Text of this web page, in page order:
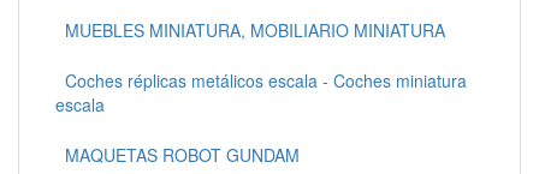
MUEBLES MINIATURA, MOBILIARIO MINIATURA
Coches réplicas metálicos escala - Coches miniatura
escala
MAQUETAS ROBOT GUNDAM